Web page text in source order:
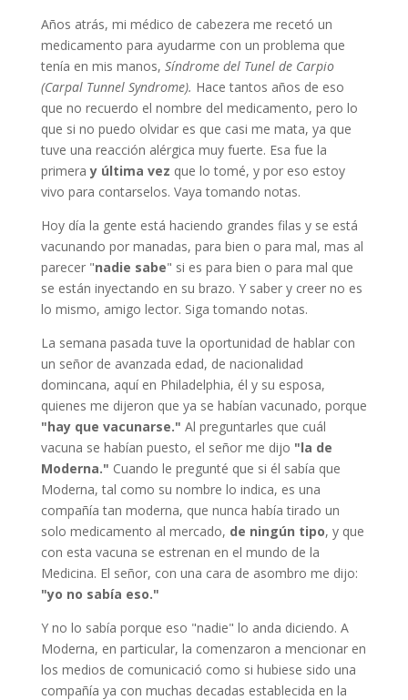
Años atrás, mi médico de cabezera me recetó un
medicamento para ayudarme con un problema que
tenía en mis manos, Síndrome del Tunel de Carpio
(Carpal Tunnel Syndrome). Hace tantos años de eso
que no recuerdo el nombre del medicamento, pero lo
que si no puedo olvidar es que casi me mata, ya que
tuve una reacción alérgica muy fuerte. Esa fue la
primeray última vez que lo tomé, y por eso estoy
vivo para contarselos. Vaya tomando notas.
Hoy día la gente está haciendo grandes filas y se está
vacunando por manadas, para bien o para mal, mas al
parecer "nadie sabe" si es para bien o para mal que
se están inyectando en su brazo. Y saber y creer no es
lo mismo, amigo lector. Siga tomando notas.
La semana pasada tuve la oportunidad de hablar con
un señor de avanzada edad, de nacionalidad
domincana, aquí en Philadelphia, él y su esposa,
quienes me dijeron que ya se habían vacunado, porque
"hay que vacunarse." Al preguntarles que cuál
vacuna se habían puesto, el señor me dijo "la de
Moderna." Cuando le pregunté que si él sabía que
Moderna, tal como su nombre lo indica, es una
compañía tan moderna, que nunca había tirado un
solo medicamento al mercado, de ningún tipo, y que
con esta vacuna se estrenan en el mundo de la
Medicina. El señor, con una cara de asombro me dijo:
"yo no sabía eso."
Y no lo sabía porque eso "nadie" lo anda diciendo. A
Moderna, en particular, la comenzaron a mencionar en
los medios de comunicació como si hubiese sido una
compañía ya con muchas decadas establecida en la